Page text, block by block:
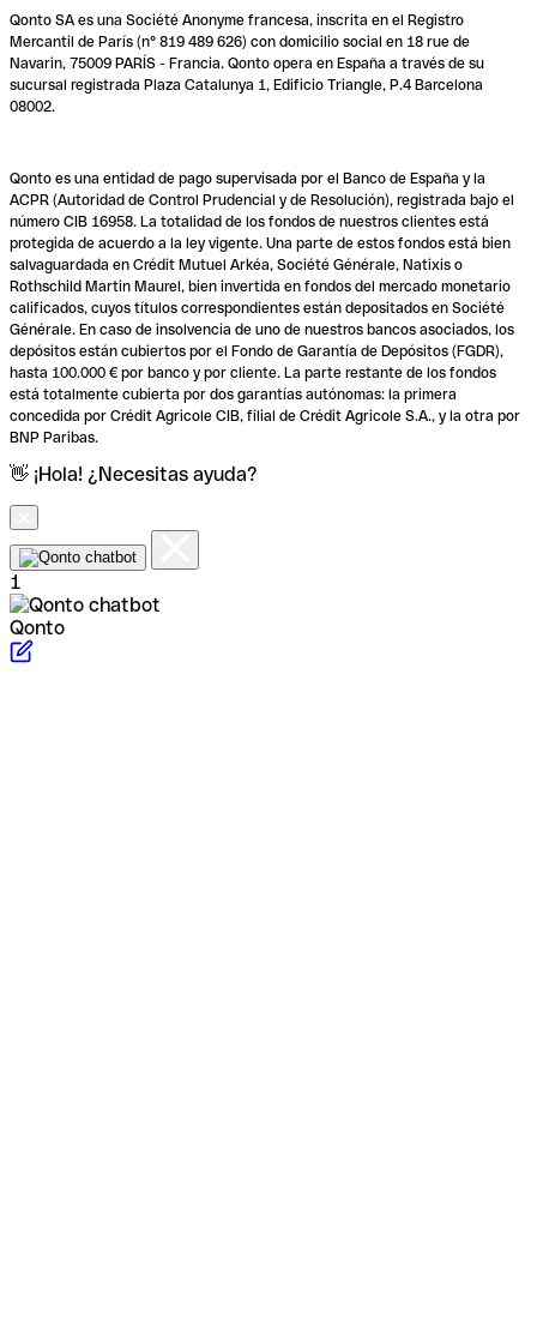
Qonto SA es una Société Anonyme francesa, inscrita en el Registro
Mercantil de París (n° 819 489 626) con domicilio social en 18 rue de
Navarin, 75009 PARÍS - Francia. Qonto opera en España a través de su
sucursal registrada Plaza Catalunya 1, Edificio Triangle, P.4 Barcelona
08002.
Qonto es una entidad de pago supervisada por el Banco de España y la
ACPR (Autoridad de Control Prudencial y de Resolución), registrada bajo el
número CIB 16958. La totalidad de los fondos de nuestros clientes está
protegida de acuerdo a la ley vigente. Una parte de estos fondos está bien
salvaguardada en Crédit Mutuel Arkéa, Société Générale, Natixis o
Rothschild Martin Maurel, bien invertida en fondos del mercado monetario
calificados, cuyos títulos correspondientes están depositados en Société
Générale. En caso de insolvencia de uno de nuestros bancos asociados, los
depósitos están cubiertos por el Fondo de Garantía de Depósitos (FGDR),
hasta 100.000 € por banco y por cliente. La parte restante de los fondos
está totalmente cubierta por dos garantías autónomas: la primera
concedida por Crédit Agricole CIB, filial de Crédit Agricole S.A., y la otra por
BNP Paribas.
👋 ¡Hola! ¿Necesitas ayuda?
1
Qonto